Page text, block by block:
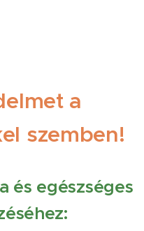
a
szemben!
és egészséges